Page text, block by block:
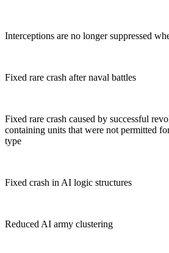
Interceptions are no longer suppressed
Fixed rare crash after naval battles
Fixed rare crash caused by successful
containing units that were not permitted
type
Fixed crash in AI logic structures
Reduced AI army clustering